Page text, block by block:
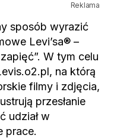
Reklama
sposób wyrazić
Levi’sa® –
W tym celu
na którą
filmy i zdjęcia,
przesłanie
udział w
prace.